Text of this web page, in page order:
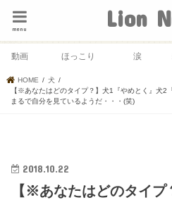
Lion
menu
動画 ほっこり 涙
HOME
犬
【※あなたはどのタイプ？】犬1『やめとく』犬
まるで自分を見ているようだ・・・(笑)
2018.10.22
【※あなたはどのタイプ